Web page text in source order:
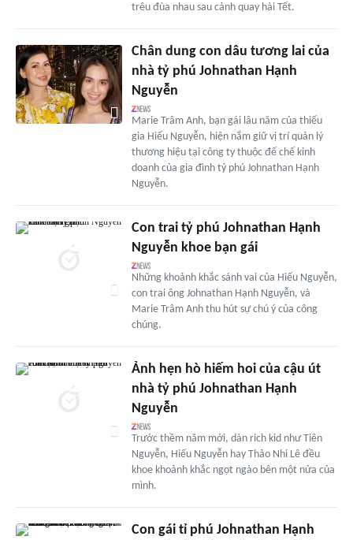
trêu đùa nhau sau cảnh quay hài Tết.
Chân dung con dâu tương lai của
nhà tỷ phú Johnathan Hạnh
Nguyễn
Marie Trâm Anh, bạn gái lâu năm của thiếu
gia Hiếu Nguyễn, hiện nắm giữ vị trí quản lý
thương hiệu tại công ty thuộc đế chế kinh
doanh của gia đình tỷ phú Johnathan Hạnh
Nguyễn.
Con trai tỷ phú Johnathan Hạnh
Nguyễn khoe bạn gái
Những khoảnh khắc sánh vai của Hiếu Nguyễn,
con trai ông Johnathan Hạnh Nguyễn, và
Marie Trâm Anh thu hút sự chú ý của công
chúng.
Ảnh hẹn hò hiếm hoi của cậu út
nhà tỷ phú Johnathan Hạnh
Nguyễn
Trước thềm năm mới, dàn rich kid như Tiên
Nguyễn, Hiếu Nguyễn hay Thảo Nhi Lê đều
khoe khoảnh khắc ngọt ngào bên một nửa của
mình.
Con gái tỉ phú Johnathan Hạnh